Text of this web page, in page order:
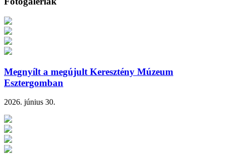
Megnyílt a megújult Keresztény Múzeum
Esztergomban
2026. június 30.